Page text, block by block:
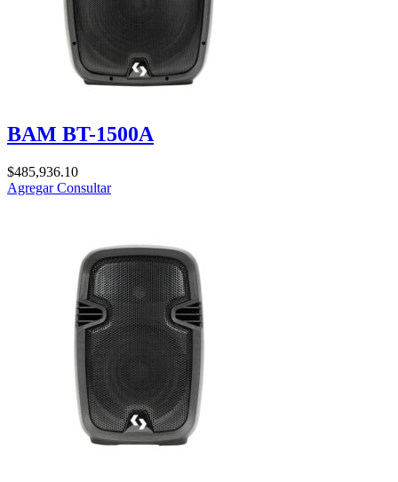
BAM BT-1500A
$485,936.10
AgregarConsultar